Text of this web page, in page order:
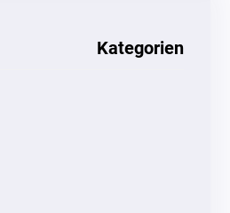
Kategorien